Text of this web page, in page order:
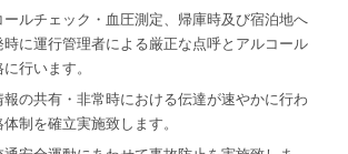
ルチェック・血圧測定、帰庫時及び宿泊地へ
に運行管理者による厳正な点呼とアルコール
行います。
の共有・非常時における伝達が速やかに行わ
制を確立実施致します。